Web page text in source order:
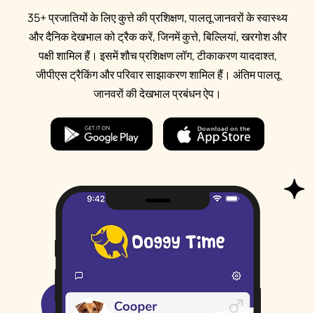
35+ प्रजातियों के लिए कुत्ते की प्रशिक्षण, पालतू जानवरों के स्वास्थ्य
और दैनिक देखभाल को ट्रैक करें, जिनमें कुत्ते, बिल्लियां, खरगोश और
पक्षी शामिल हैं। इसमें शौच प्रशिक्षण लॉग, टीकाकरण याददाश्त,
जीपीएस ट्रैकिंग और परिवार साझाकरण शामिल हैं। अंतिम पालतू
जानवरों की देखभाल प्रबंधन ऐप।